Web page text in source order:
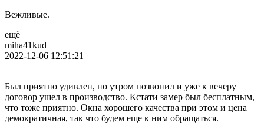
Вежливые.
ещё
miha41kud
2022-12-06 12:51:21
Был приятно удивлен, но утром позвонил и уже к вечеру
договор ушел в производство. Кстати замер был бесплатным,
что тоже приятно. Окна хорошего качества при этом и цена
демократичная, так что будем еще к ним обращаться.